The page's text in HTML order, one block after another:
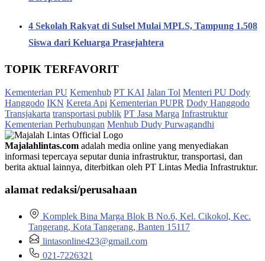
4 Sekolah Rakyat di Sulsel Mulai MPLS, Tampung 1.508
Siswa dari Keluarga Prasejahtera
TOPIK TERFAVORIT
Kementerian PU Kemenhub PT KAI Jalan Tol Menteri PU Dody
Hanggodo IKN Kereta Api Kementerian PUPR Dody Hanggodo
Transjakarta transportasi publik PT Jasa Marga Infrastruktur
Kementerian Perhubungan Menhub Dudy Purwagandhi
Majalahlintas.com adalah media online yang menyediakan
informasi tepercaya seputar dunia infrastruktur, transportasi, dan
berita aktual lainnya, diterbitkan oleh PT Lintas Media Infrastruktur.
alamat redaksi/perusahaan
Komplek Bina Marga Blok B No.6, Kel. Cikokol, Kec.
Tangerang, Kota Tangerang, Banten 15117
lintasonline423@gmail.com
021-7226321